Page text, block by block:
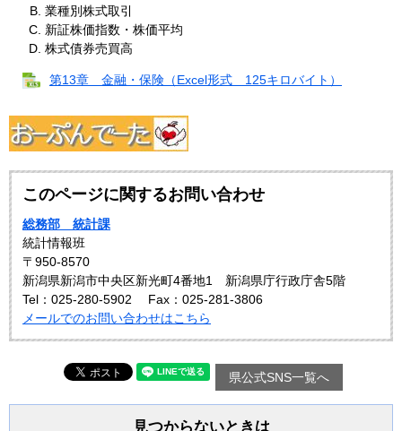
業種別株式取引
新証株価指数・株価平均
株式債券売買高
第13章 金融・保険（Excel形式 125キロバイト）
このページに関するお問い合わせ
総務部 統計課
統計情報班
〒950-8570
新潟県新潟市中央区新光町4番地1 新潟県庁行政庁舎5階
Tel：025-280-5902
Fax：025-281-3806
メールでのお問い合わせはこちら
県公式SNS一覧へ
見つからないときは